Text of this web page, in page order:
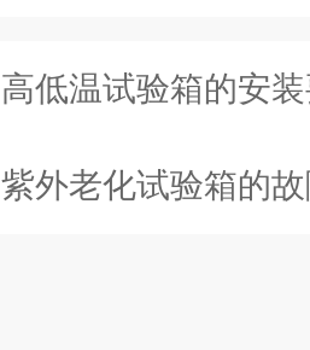
高低温试验箱的安
紫外老化试验箱的